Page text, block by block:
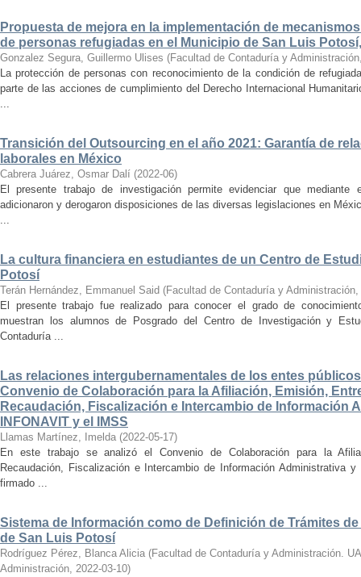
Propuesta de mejora en la implementación de
de personas refugiadas en el Municipio de San Luis
Gonzalez Segura, Guillermo Ulises (Facultad de Contaduría y Administración
La protección de personas con reconocimiento de la condición de
parte de las acciones de cumplimiento del Derecho Internacional
...
Transición del Outsourcing en el año 2021: Garantía de
laborales en México
Cabrera Juárez, Osmar Dalí (2022-06)
El presente trabajo de investigación permite evidenciar que
adicionaron y derogaron disposiciones de las diversas legislaciones en
...
La cultura financiera en estudiantes de un Centro de
Potosí
Terán Hernández, Emmanuel Said (Facultad de Contaduría y Administración,
El presente trabajo fue realizado para conocer el grado de
muestran los alumnos de Posgrado del Centro de Investigación y
Contaduría ...
Las relaciones intergubernamentales de los entes
Convenio de Colaboración para la Afiliación, Emisión,
Recaudación, Fiscalización e Intercambio de Información
INFONAVIT y el IMSS
Llamas Martínez, Imelda (2022-05-17)
En este trabajo se analizó el Convenio de Colaboración para la
Recaudación, Fiscalización e Intercambio de Información Administrativa
firmado ...
Sistema de Información como de Definición de Trámites
de San Luis Potosí
Rodríguez Pérez, Blanca Alicia (Facultad de Contaduría y Administración.
Administración, 2022-03-10)